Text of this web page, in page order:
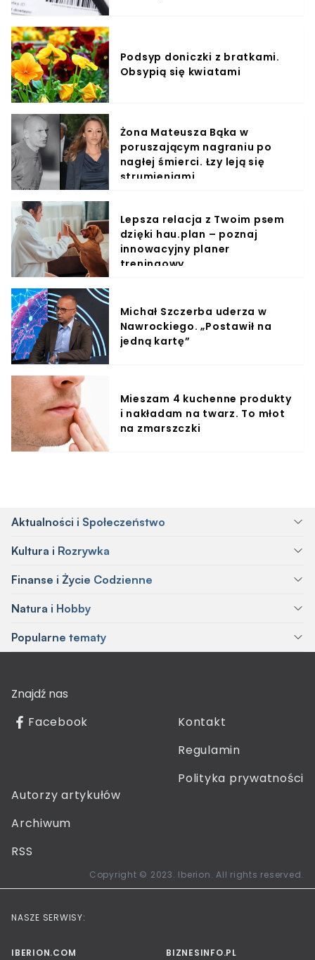
Podsyp doniczki z bratkami.
Obsypią się kwiatami
Żona Mateusza Bąka w
poruszającym nagraniu po
nagłej śmierci. Łzy leją się
strumieniami
Lepsza relacja z Twoim psem
dzięki hau.plan – poznaj
innowacyjny planer
treningowy
Michał Szczerba uderza w
Nawrockiego. „Postawił na
jedną kartę”
Mieszam 4 kuchenne produkty
i nakładam na twarz. To młot
na zmarszczki
Aktualności i Społeczeństwo
Kultura i Rozrywka
Finanse i Życie Codzienne
Natura i Hobby
Popularne tematy
Znajdź nas
Facebook
Kontakt
Regulamin
Polityka prywatności
Autorzy artykułów
Archiwum
RSS
Copyright © 2023. Iberion. All rights reserved.
NASZE SERWISY:
IBERION.COM BIZNESINFO.PL